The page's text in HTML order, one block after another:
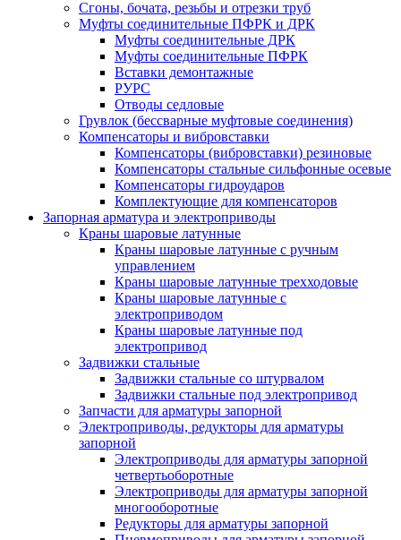
Сгоны, бочата, резьбы и отрезки труб
Муфты соединительные ПФРК и ДРК
Муфты соединительные ДРК
Муфты соединительные ПФРК
Вставки демонтажные
РУРС
Отводы седловые
Грувлок (бессварные муфтовые соединения)
Компенсаторы и вибровставки
Компенсаторы (вибровставки) резиновые
Компенсаторы стальные сильфонные осевые
Компенсаторы гидроударов
Комплектующие для компенсаторов
Запорная арматура и электроприводы
Краны шаровые латунные
Краны шаровые латунные с ручным
управлением
Краны шаровые латунные трехходовые
Краны шаровые латунные с
электроприводом
Краны шаровые латунные под
электропривод
Задвижки стальные
Задвижки стальные со штурвалом
Задвижки стальные под электропривод
Запчасти для арматуры запорной
Электроприводы, редукторы для арматуры
запорной
Электроприводы для арматуры запорной
четвертьоборотные
Электроприводы для арматуры запорной
многооборотные
Редукторы для арматуры запорной